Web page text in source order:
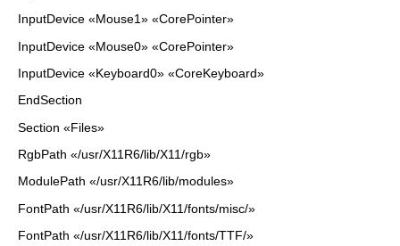
InputDevice «Mouse1» «CorePointer»
InputDevice «Mouse0» «CorePointer»
InputDevice «Keyboard0» «CoreKeyboard»
EndSection
Section «Files»
RgbPath «/usr/X11R6/lib/X11/rgb»
ModulePath «/usr/X11R6/lib/modules»
FontPath «/usr/X11R6/lib/X11/fonts/misc/»
FontPath «/usr/X11R6/lib/X11/fonts/TTF/»